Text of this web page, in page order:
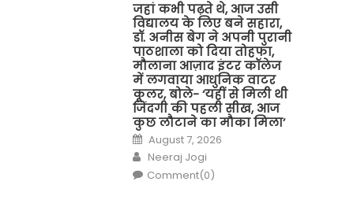
जहां कभी पढ़ते थे, आज उसी
विद्यालय के लिए बने सहारा,
डॉ. अनीस बेग ने अपनी पुरानी
पाठशाला को दिया तोहफा,
मौलाना आज़ाद इंटर कॉलेज
में लगवाया आधुनिक वाटर
कूलर, बोले- ‘यहीं से मिली थी
जिंदगी की पहली सीख, आज
कुछ लौटाने का मौका मिला’
Posted
on
August 7, 2026
Author
Neeraj Jogi
Comment(0)